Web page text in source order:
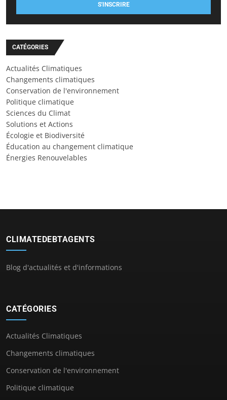
S'INSCRIRE
CATÉGORIES
Actualités Climatiques
Changements climatiques
Conservation de l'environnement
Politique climatique
Sciences du Climat
Solutions et Actions
Écologie et Biodiversité
Éducation au changement climatique
Énergies Renouvelables
CLIMATEDEBTAGENTS
Blog d'actualités et d'informations
CATÉGORIES
Actualités Climatiques
Changements climatiques
Conservation de l'environnement
Politique climatique